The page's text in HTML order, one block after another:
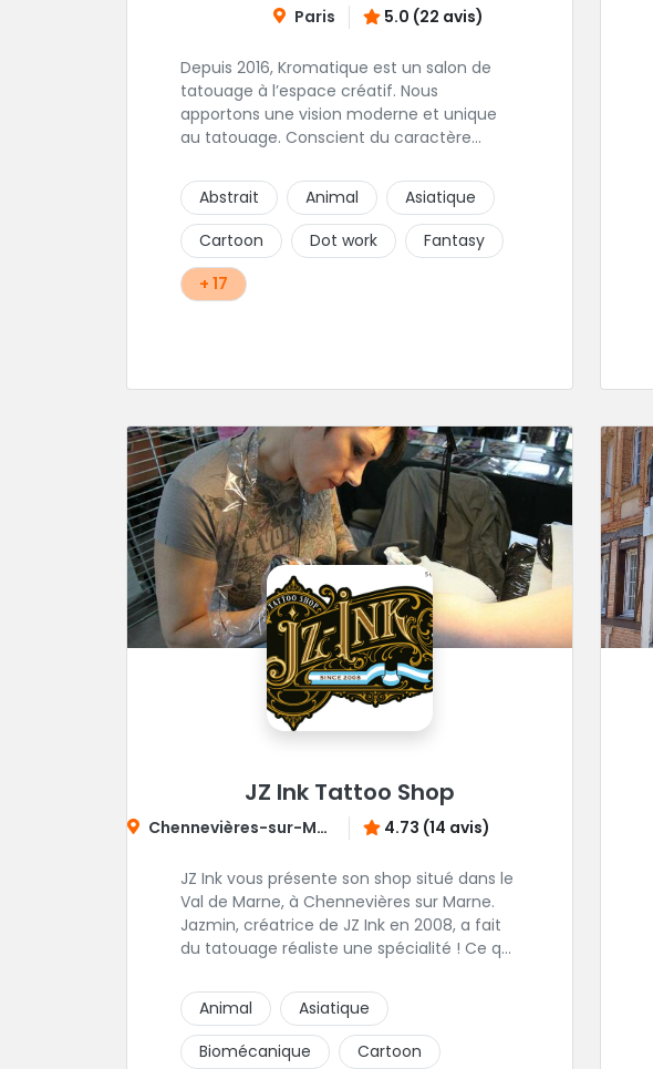
Paris 5.0 (22 avis)
Depuis 2016, Kromatique est un salon de
tatouage à l’espace créatif. Nous
apportons une vision moderne et unique
au tatouage. Conscient du caractère
faire tatouer, les curieux sont encadrés et
conseillés par les artistes. Au-delà d’un
savoir-faire reconnu, ce sont plus de dix
ans d’amitié et de confiance qui sont
mises au service de l’art
Abstrait Animal
Asiatique
Cartoon
Dot work
Fantasy
+ 17
JZ Ink Tattoo Shop
Chennevières-sur-Marne 4.73 (14 avis)
JZ Ink vous présente son shop situé dans le
Val de Marne, à Chennevières sur Marne.
Jazmin, créatrice de JZ Ink en 2008, a fait
du tatouage réaliste une spécialité ! Ce qui
univers en gardant toujours la même
finesse dans ses traits. A ses côtés, ses
acolytes Otis & Scylla sauront donner vie a
vos projets personnalisés et s'épanouissent
Animal
Asiatique
Biomécanique
Cartoon